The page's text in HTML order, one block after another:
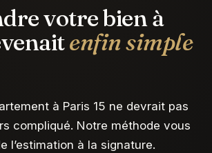
votre bien à
enfin simple
à Paris 15 ne devrait pas
compliqué. Notre méthode vous
l’estimation à la signature.